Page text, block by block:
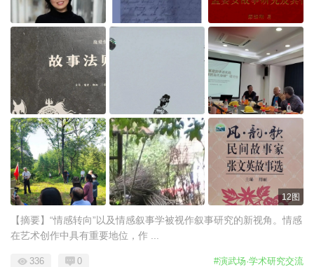
12图
【摘要】“情感转向”以及情感叙事学被视作叙事研究的新视角。情感
在艺术创作中具有重要地位，作 ...
#演武场·学术研究交流
336 0